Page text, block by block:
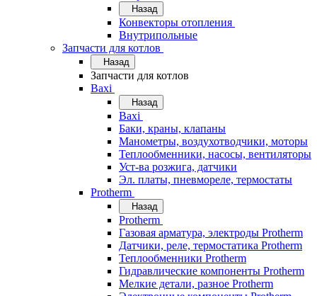
Назад
Конвекторы отопления
Внутрипольные
Запчасти для котлов
Назад
Запчасти для котлов
Baxi
Назад
Baxi
Баки, краны, клапаны
Манометры, воздухотводчики, моторы
Теплообменники, насосы, вентиляторы
Уст-ва розжига, датчики
Эл. платы, пневмореле, термостаты
Protherm
Назад
Protherm
Газовая арматура, электроды Protherm
Датчики, реле, термостатика Protherm
Теплообменники Protherm
Гидравлические компоненты Protherm
Мелкие детали, разное Protherm